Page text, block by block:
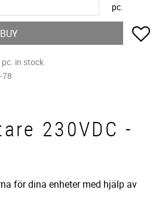
pc.
BUY
pc. in stock
78
230VDC -
för dina enheter med hjälp av